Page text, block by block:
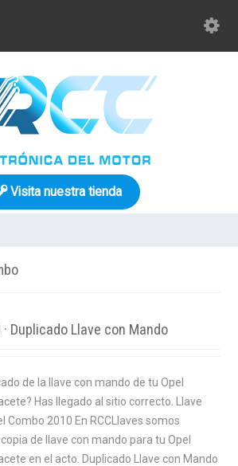
Visita nuestra tienda
Duplicado Llave con Mando
de la llave con mando de tu Opel
Has llegado al sitio correcto. Llave
Combo 2010 En RCCLlaves somos
de llave con mando para tu Opel
en el acto. Duplicado Llave con Mando